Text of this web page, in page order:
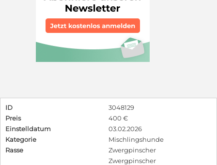
ID
3048129
Preis
400 €
Einstelldatum
03.02.2026
Kategorie
Mischlingshunde
Rasse
Zwergpinscher
Zwergpinscher